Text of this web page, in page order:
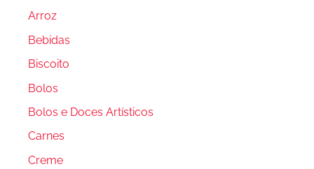
Arroz
Bebidas
Biscoito
Bolos
Bolos e Doces Artísticos
Carnes
Creme